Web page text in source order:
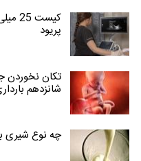
پریود
تکان نخوردن
شانزدهم
چه نوع شیری